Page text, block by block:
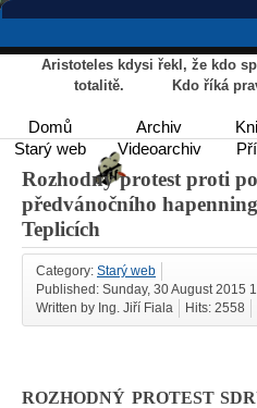
Aristoteles kdysi řekl, že kdo
totalitě. Kdo říká
Domů Archiv
Starý web
Videoarchiv
Rozhodný protest proti
předvánočního
Teplicích
Category: Starý web
Published: Sunday, 30 August 2015
Written by Ing. Jiří Fiala
Hits: 2558
ROZHODNÝ PROTEST